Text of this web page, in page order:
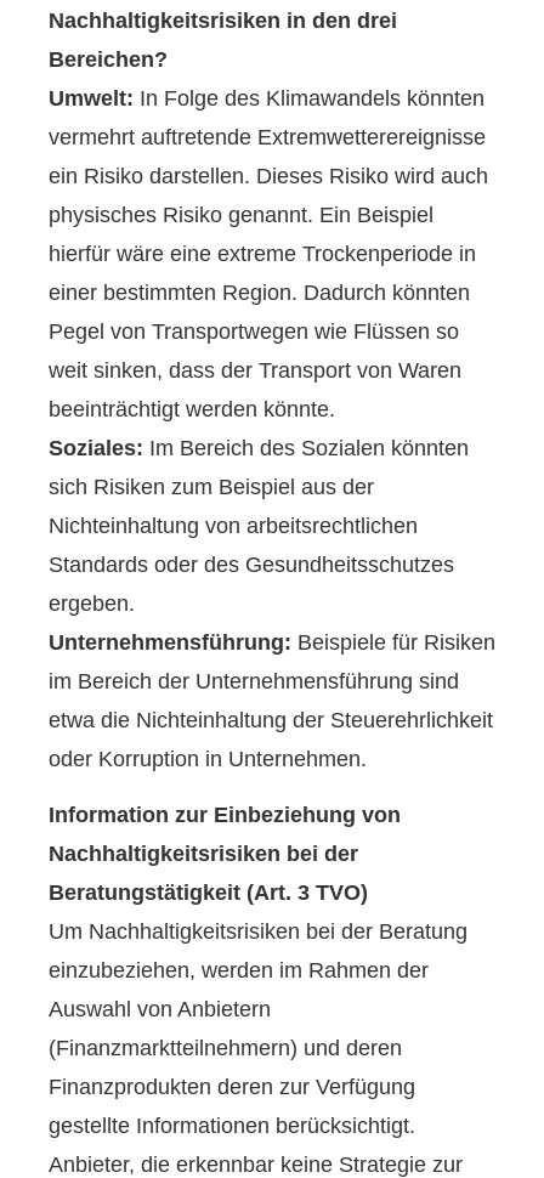
Nachhaltigkeitsrisiken in den drei
Bereichen?
Umwelt: In Folge des Klimawandels könnten
vermehrt auftretende Extremwetterereignisse
ein Risiko darstellen. Dieses Risiko wird auch
physisches Risiko genannt. Ein Beispiel
hierfür wäre eine extreme Trockenperiode in
einer bestimmten Region. Dadurch könnten
Pegel von Transportwegen wie Flüssen so
weit sinken, dass der Transport von Waren
beeinträchtigt werden könnte.
Soziales: Im Bereich des Sozialen könnten
sich Risiken zum Beispiel aus der
Nichteinhaltung von arbeitsrechtlichen
Standards oder des Gesundheitsschutzes
ergeben.
Unternehmensführung: Beispiele für Risiken
im Bereich der Unternehmensführung sind
etwa die Nichteinhaltung der Steuerehrlichkeit
oder Korruption in Unternehmen.
Information zur Einbeziehung von
Nachhaltigkeitsrisiken bei der
Beratungstätigkeit (Art. 3 TVO)
Um Nachhaltigkeitsrisiken bei der Beratung
einzubeziehen, werden im Rahmen der
Auswahl von Anbietern
(Finanzmarktteilnehmern) und deren
Finanzprodukten deren zur Verfügung
gestellte Informationen berücksichtigt.
Anbieter, die erkennbar keine Strategie zur